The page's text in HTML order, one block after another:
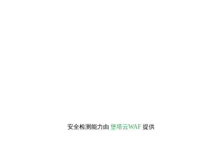
安全检测能力由 堡塔云WAF 提供